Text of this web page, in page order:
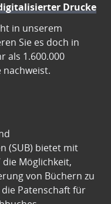
Drucke
in unserem
Sie es doch in
als 1.600.000
(SUB) bietet mit
die Möglichkeit,
von Büchern zu
Patenschaft für